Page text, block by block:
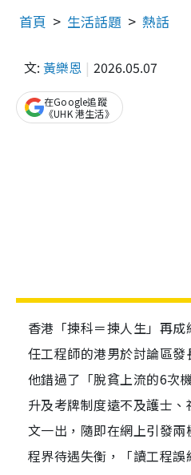
首頁 生活話題 熱話
文: 黃樂恩 2026.05.07
在Google追蹤
《UHK 港生活》
香港「揀科＝揀人生」再
任工程師的港男於討論區
他錯過了「脫貧上流的6次
升及考牌制度遠不及護士
文一出，隨即在網上引發
程界待遇失衡，「讀工程